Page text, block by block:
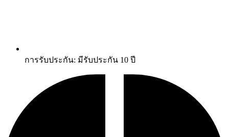
การรับประกัน: มีรับประกัน 10 ปี